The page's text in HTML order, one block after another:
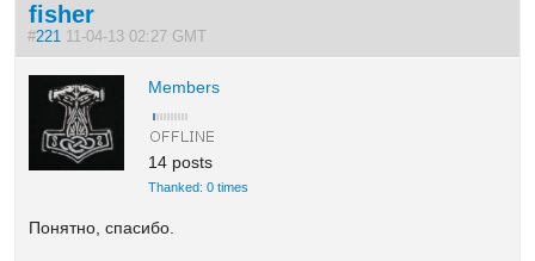
fisher
#221 11-04-13 02:27 GMT
Members
14 posts
Thanked: 0 times
Понятно, спасибо.